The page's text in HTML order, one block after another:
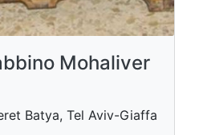
Mohaliver
Batya, Tel Aviv-Giaffa